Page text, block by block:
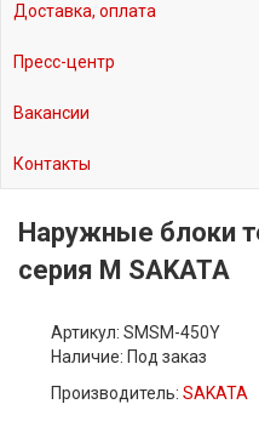
Доставка, оплата
Пресс-центр
Вакансии
Контакты
Наружные блоки
серия M SAKATA
Артикул: SMSM-450Y
Наличие: Под заказ
Производитель: SAKATA